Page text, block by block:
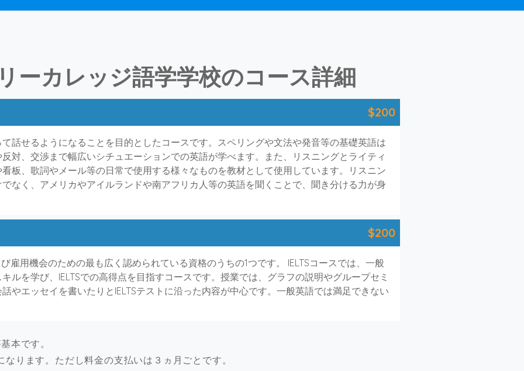
ーカレッジ語学学校のコース詳細
$200
話せるようになることを目的としたコースです。スペリングや文法や発音等の基礎英語は
対、交渉まで幅広いシチュエーションでの英語が学べます。また、リスニングとライティ
板、歌詞やメール等の日常で使用する様々なものを教材として使用しています。リスニン
なく、アメリカやアイルランドや南アフリカ人等の英語を聞くことで、聞き分ける力が身
$200
雇用機会のための最も広く認められている資格のうちの1つです。 IELTSコースでは、一般
ルを学び、IELTSでの高得点を目指すコースです。授業では、グラフの説明やグループセミ
やエッセイを書いたりとIELTSテストに沿った内容が中心です。一般英語では満足できない
本です。
ります。ただし料金の支払いは３ヵ月ごとです。